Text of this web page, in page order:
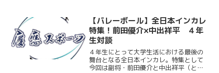
回秩父宮賜杯全日本バレーボール大学男
子選手権大会 ４回戦...
【バレーボール】全日本インカレ
特集！前田優介×中出祥平 ４年
生対談
４年生にとって大学生活における最後の
舞台となる全日本インカレ。特集として
今回は副将・前田優介と中出祥平（とも